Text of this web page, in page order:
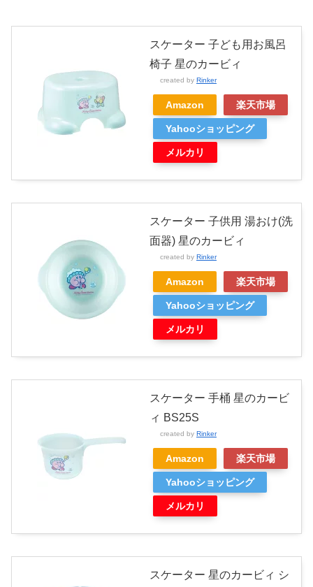
スケーター 子ども用お風呂
椅子 星のカービィ
created by Rinker
Amazon 楽天市場
Yahooショッピング
メルカリ
スケーター 子供用 湯おけ(洗
面器) 星のカービィ
created by Rinker
Amazon 楽天市場
Yahooショッピング
メルカリ
スケーター 手桶 星のカービ
ィ BS25S
created by Rinker
Amazon 楽天市場
Yahooショッピング
メルカリ
スケーター 星のカービィ シ